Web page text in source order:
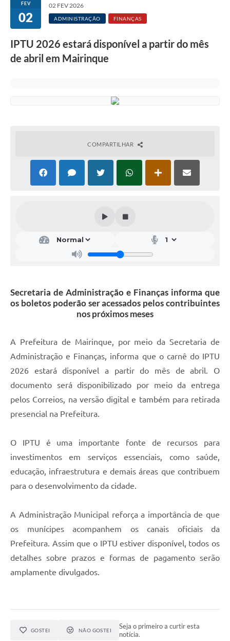
FEV
02
02 FEV 2026
ADMINISTRAÇÃO FINANÇAS
IPTU 2026 estará disponível a partir do mês
de abril em Mairinque
COMPARTILHAR
Secretaria de Administração e Finanças informa que
os boletos poderão ser acessados pelos contribuintes
nos próximos meses
A Prefeitura de Mairinque, por meio da Secretaria de
Administração e Finanças, informa que o carnê do IPTU
2026 estará disponível a partir do mês de abril. O
documento será disponibilizado por meio da entrega
pelos Correios, na versão digital e também para retirada
presencial na Prefeitura.
O IPTU é uma importante fonte de recursos para
investimentos em serviços essenciais, como saúde,
educação, infraestrutura e demais áreas que contribuem
para o desenvolvimento da cidade.
A Administração Municipal reforça a importância de que
os munícipes acompanhem os canais oficiais da
Prefeitura. Assim que o IPTU estiver disponível, todos os
detalhes sobre prazos e formas de pagamento serão
amplamente divulgados.
GOSTEI NÃO GOSTEI
Seja o primeiro a curtir esta
notícia.